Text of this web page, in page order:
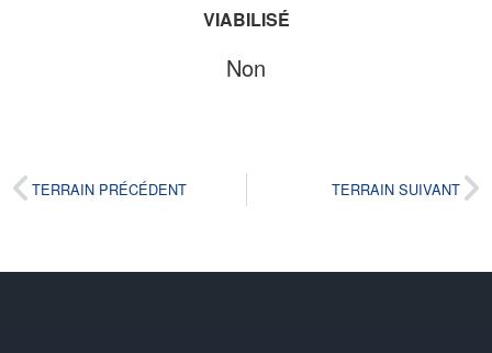
VIABILISÉ
Non
TERRAIN PRÉCÉDENT TERRAIN SUIVANT